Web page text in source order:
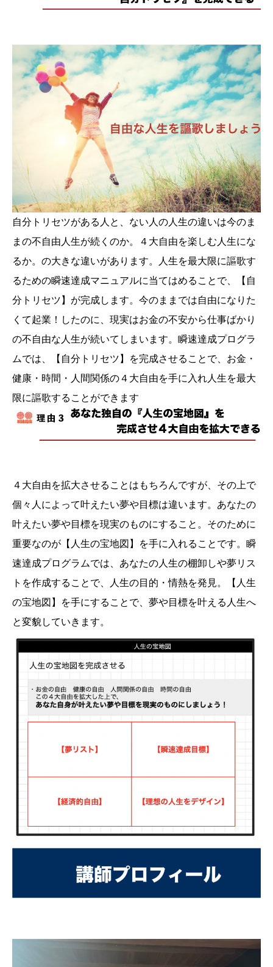
自分トリセツがある人と、ない人の人生の違いは今のま
まの不自由人生が続くのか。４大自由を楽しむ人生にな
るか。の大きな違いがあります。人生を最大限に謳歌す
るための瞬速達成マニュアルに当てはめることで、【自
分トリセツ】が完成します。今のままでは自由になりた
くて起業！したのに、現実はお金の不安から仕事ばかり
の不自由な人生が続いてしまいます。瞬速達成プログラ
ムでは、【自分トリセツ】を完成させることで、お金・
健康・時間・人間関係の４大自由を手に入れ人生を最大
限に謳歌することができます
４大自由を拡大させることはもちろんですが、その上で
個々人によって叶えたい夢や目標は違います。あなたの
叶えたい夢や目標を現実のものにすること。そのために
重要なのが【人生の宝地図】を手に入れることです。瞬
速達成プログラムでは、あなたの人生の棚卸しや夢リス
トを作成することで、人生の目的・情熱を発見。【人生
の宝地図】を手にすることで、夢や目標を叶える人生へ
と変貌していきます。